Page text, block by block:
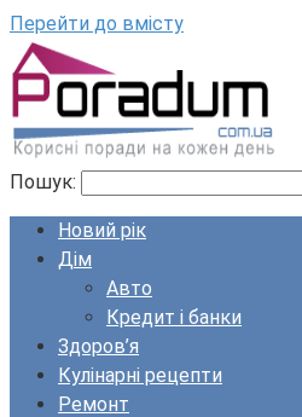
Перейти до вмісту
Пошук:
Новий рік
Дім
Авто
Кредит і банки
Здоров’я
Кулінарні рецепти
Ремонт